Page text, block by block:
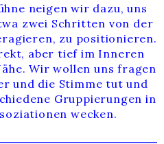
neigen wir dazu, uns
zwei Schritten von der
zu positionieren.
aber tief im Inneren
Wir wollen uns fragen
und die Stimme tut und
Gruppierungen in
wecken.